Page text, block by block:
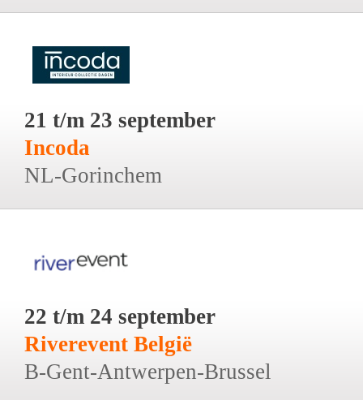
21 t/m 23 september
Incoda
NL-Gorinchem
22 t/m 24 september
Riverevent België
B-Gent-Antwerpen-Brussel